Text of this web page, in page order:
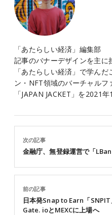
「あたらしい経済」編集部
記事のバナーデザインを主に
「あたらしい経済」で学ん
ン・NFT領域のバーチャルフ
「JAPAN JACKET」を2021
前の記事
日本発Snap to Earn「SNPIT
Gate. ioとMEXCに上場へ
次の記事
金融庁、無登録運営で「